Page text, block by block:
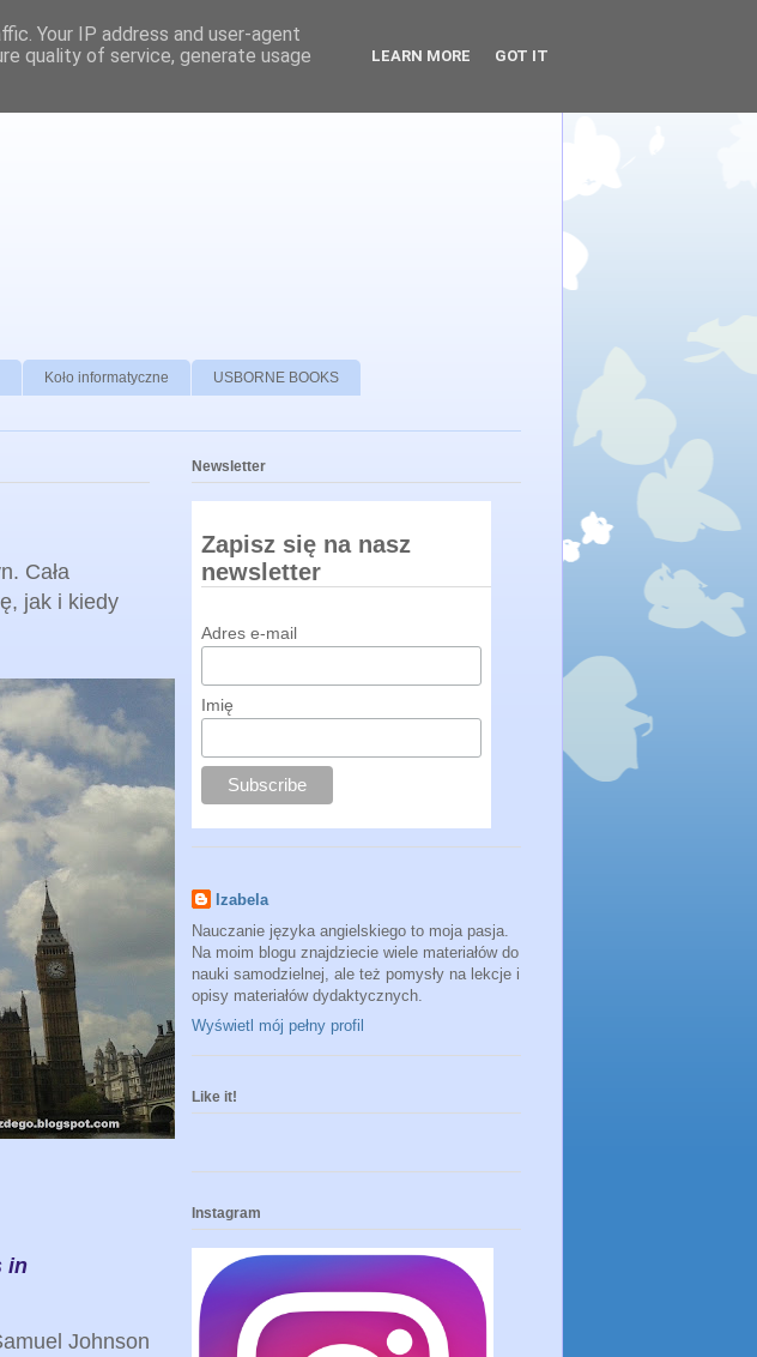
Koło informatyczne USBORNE BOOKS
Cała
jak i kiedy
in
Johnson
Newsletter
Zapisz się na nasz
newsletter
Adres e-mail
Imię
Izabela
Nauczanie języka angielskiego to moja pasja.
Na moim blogu znajdziecie wiele materiałów do
nauki samodzielnej, ale też pomysły na lekcje i
opisy materiałów dydaktycznych.
Wyświetl mój pełny profil
Like it!
Instagram
Your IP address and user-agent
quality of service, generate usage
LEARN MORE GOT IT